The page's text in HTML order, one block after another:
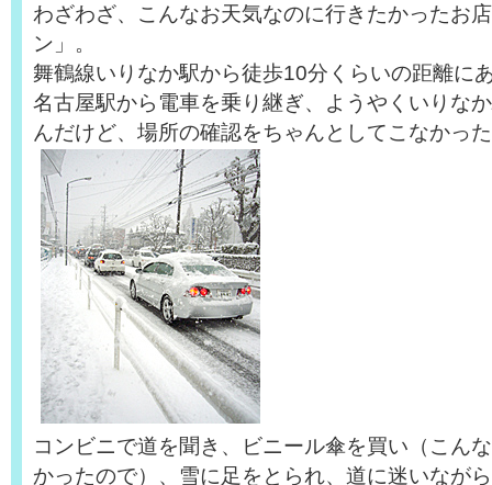
わざわざ、こんなお天気なのに行きたかったお
ン」。
舞鶴線いりなか駅から徒歩10分くらいの距離に
名古屋駅から電車を乗り継ぎ、ようやくいりな
んだけど、場所の確認をちゃんとしてこなかっ
コンビニで道を聞き、ビニール傘を買い（こん
かったので）、雪に足をとられ、道に迷いなが